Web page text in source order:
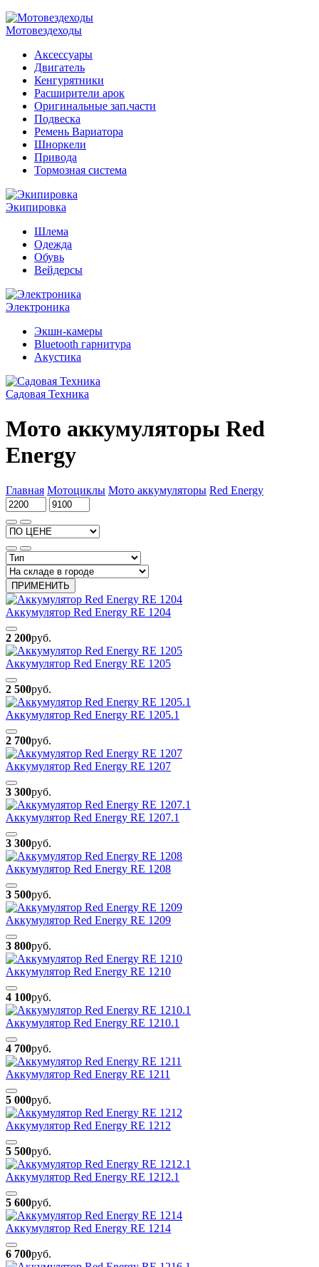
Мотовездеходы
Аксессуары
Двигатель
Кенгурятники
Расширители арок
Оригинальные зап.части
Подвеска
Ремень Вариатора
Шноркели
Привода
Тормозная система
Экипировка
Шлема
Одежда
Обувь
Вейдерсы
Электроника
Экшн-камеры
Bluetooth гарнитура
Акустика
Садовая Техника
Мото аккумуляторы Red
Energy
Главная Мотоциклы Мото аккумуляторы Red Energy
ПРИМЕНИТЬ
Аккумулятор Red Energy RE 1204
2 200руб.
Аккумулятор Red Energy RE 1205
2 500руб.
Аккумулятор Red Energy RE 1205.1
2 700руб.
Аккумулятор Red Energy RE 1207
3 300руб.
Аккумулятор Red Energy RE 1207.1
3 300руб.
Аккумулятор Red Energy RE 1208
3 500руб.
Аккумулятор Red Energy RE 1209
3 800руб.
Аккумулятор Red Energy RE 1210
4 100руб.
Аккумулятор Red Energy RE 1210.1
4 700руб.
Аккумулятор Red Energy RE 1211
5 000руб.
Аккумулятор Red Energy RE 1212
5 500руб.
Аккумулятор Red Energy RE 1212.1
5 600руб.
Аккумулятор Red Energy RE 1214
6 700руб.